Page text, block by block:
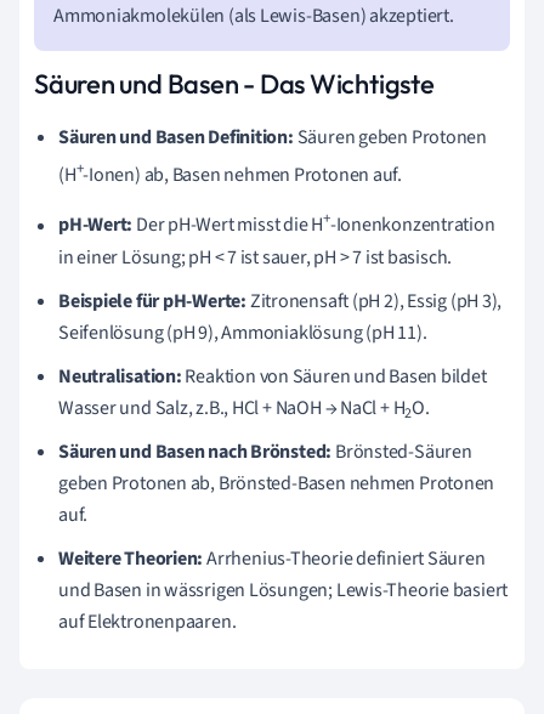
Ammoniakmolekülen (als Lewis-Basen) akzeptiert.
Säuren und Basen - Das Wichtigste
Säuren und Basen Definition: Säuren geben Protonen
(H+-Ionen) ab, Basen nehmen Protonen auf.
pH-Wert: Der pH-Wert misst die H+-Ionenkonzentration
in einer Lösung; pH < 7 ist sauer, pH > 7 ist basisch.
Beispiele für pH-Werte:Zitronensaft (pH 2), Essig (pH 3),
Seifenlösung (pH 9), Ammoniaklösung (pH 11).
Neutralisation:Reaktion von Säuren und Basen bildet
Wasser und Salz, z.B., HCl + NaOH → NaCl + H2O.
Säuren und Basen nach Brönsted: Brönsted-Säuren
geben Protonen ab, Brönsted-Basen nehmen Protonen
auf.
Weitere Theorien:Arrhenius-Theorie definiert Säuren
und Basen in wässrigen Lösungen; Lewis-Theorie basiert
auf Elektronenpaaren.